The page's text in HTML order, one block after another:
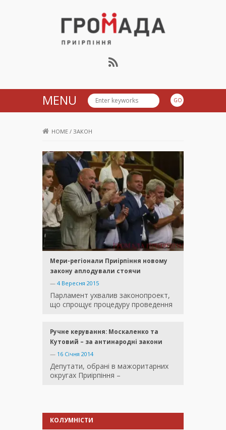
Громада Приірпіння
MENU
HOME / ЗАКОН
Мери-регіонали Приірпіння новому
закону аплодували стоячи
— 4 Вересня 2015
Парламент ухвалив законопроект,
що спрощує процедуру проведення
Ручне керування: Москаленко та
Кутовий – за антинародні закони
— 16 Січня 2014
Депутати, обрані в мажоритарних
округах Приірпіння –
КОЛУМНІСТИ